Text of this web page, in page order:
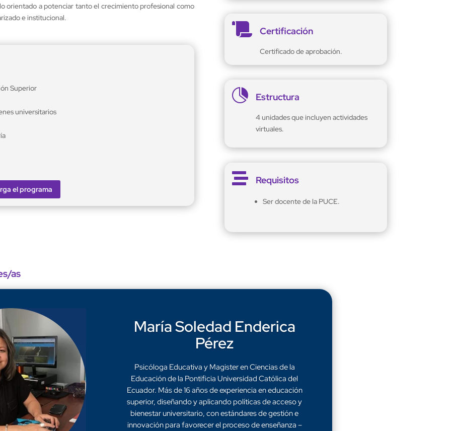
orientado a potenciar tanto el crecimiento profesional como
e institucional.
Superior
universitarios
el programa
 Certificación
Certificado de aprobación.
 Estructura
4 unidades que incluyen actividades
virtuales.
 Requisitos
Ser docente de la PUCE.
as
María Soledad Enderica
Pérez
Psicóloga Educativa y Magister en Ciencias de la
Educación de la Pontificia Universidad Católica del
Ecuador. Más de 16 años de experiencia en educación
superior, diseñando y aplicando políticas de acceso y
bienestar universitario, con estándares de gestión e
innovación para favorecer el proceso de enseñanza –